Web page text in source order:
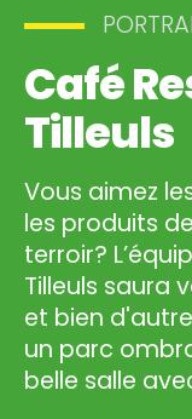
Café
Tilleuls
Vous aimez
les produits
terroir?
Tilleuls saura
et bien
un parc
belle salle